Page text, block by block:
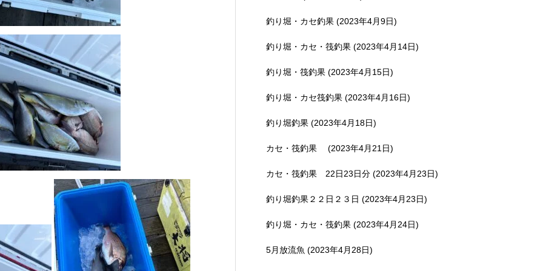
釣り堀・カセ釣果 (2023年4月9日)
釣り堀・カセ・筏釣果 (2023年4月14日)
釣り堀・筏釣果 (2023年4月15日)
釣り堀・カセ筏釣果 (2023年4月16日)
釣り堀釣果 (2023年4月18日)
カセ・筏釣果 (2023年4月21日)
カセ・筏釣果 22日23日分 (2023年4月23日)
釣り堀釣果２２日２３日 (2023年4月23日)
釣り堀・カセ・筏釣果 (2023年4月24日)
5月放流魚 (2023年4月28日)